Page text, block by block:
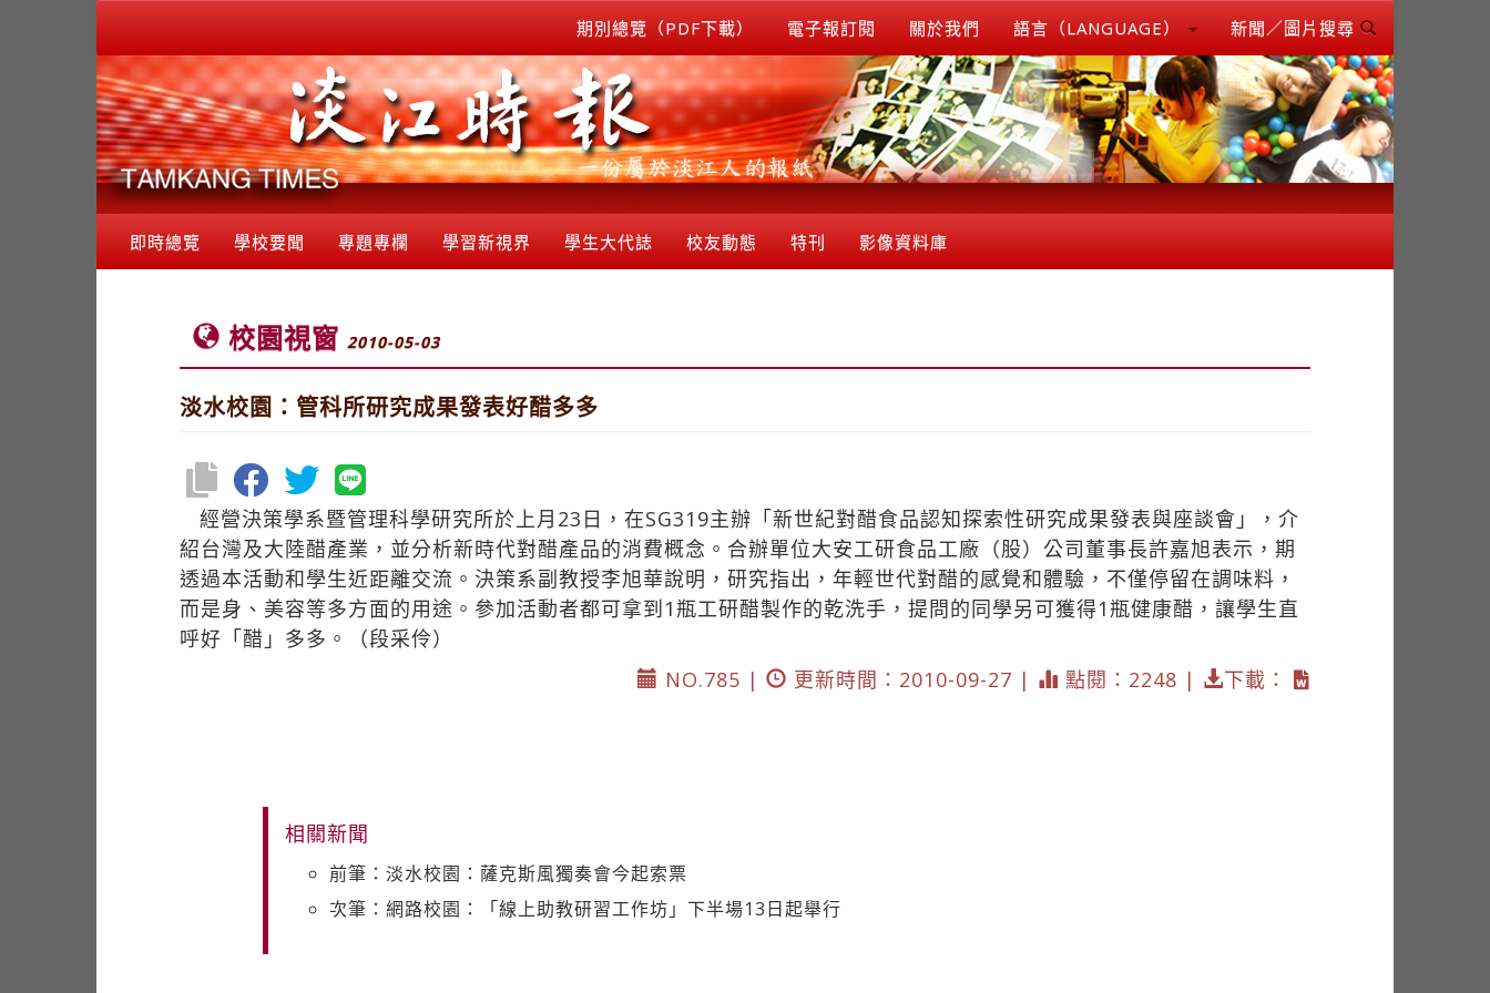
期別總覽（PDF下載） 電子報訂閱 關於我們 語言（LANGUAGE） 新聞／圖片搜尋
即時總覽 學校要聞 專題專欄 學習新視界 學生大代誌 校友動態 特刊 影像資料庫
校園視窗 2010-05-03
淡水校園：管科所研究成果發表好醋多多
經營決策學系暨管理科學研究所於上月23日，在SG319主辦「新世紀對醋食品認知探索性研究成果發表與座談會」，介
紹台灣及大陸醋產業，並分析新時代對醋產品的消費概念。合辦單位大安工研食品工廠（股）公司董事長許嘉旭表示，期
透過本活動和學生近距離交流。決策系副教授李旭華說明，研究指出，年輕世代對醋的感覺和體驗，不僅停留在調味料，
而是身、美容等多方面的用途。參加活動者都可拿到1瓶工研醋製作的乾洗手，提問的同學另可獲得1瓶健康醋，讓學生直
呼好「醋」多多。（段采伶）
NO.785 |
更新時間：2010-09-27 | 點閱：2248 | 下載：
相關新聞
前筆：淡水校園：薩克斯風獨奏會今起索票
次筆：網路校園：「線上助教研習工作坊」下半場13日起舉行